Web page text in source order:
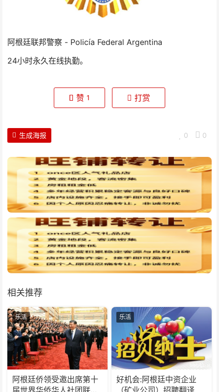
阿根廷联邦警察 - Policía Federal Argentina
24小时永久在线执勤。
赞 1 打赏
0 0
生成海报
相关推荐
乐活
阿根廷侨领受邀出席第十
乐活
好机会:阿根廷中资企业